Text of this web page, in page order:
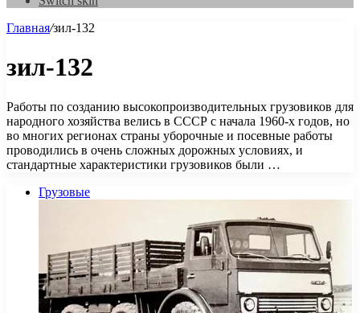
Главная/зил-132
зил-132
Работы по созданию высокопроизводительных грузовиков для
народного хозяйства велись в СССР с начала 1960-х годов, но
во многих регионах страны уборочные и посевные работы
проводились в очень сложных дорожных условиях, и
стандартные характеристики грузовиков были …
Грузовые